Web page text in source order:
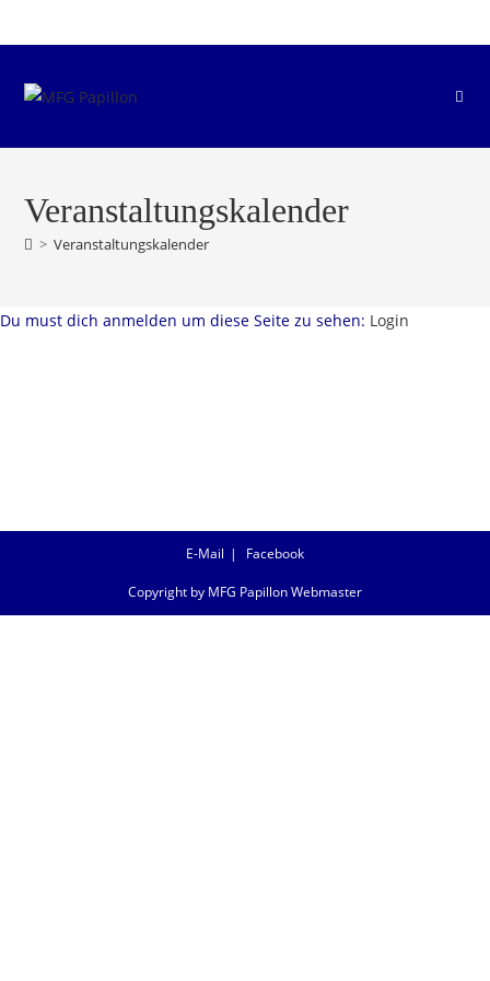
Inhalt
Veranstaltungskalender
> Veranstaltungskalender
Du must dich anmelden um diese Seite zu sehen: Login
E-Mail Facebook
Copyright by MFG Papillon Webmaster